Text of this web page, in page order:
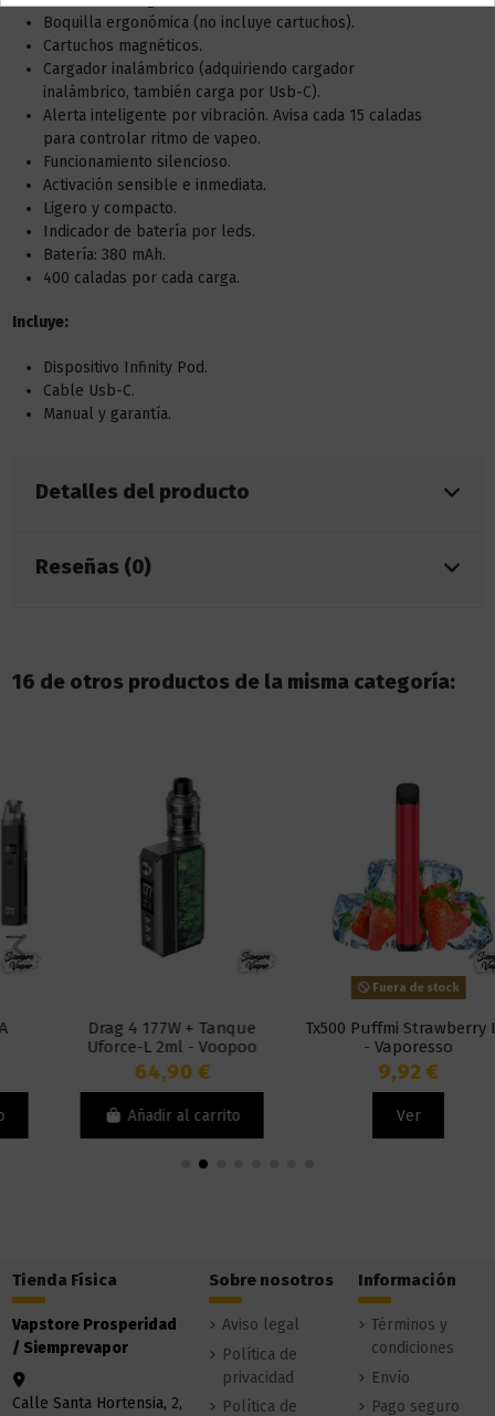
Boquilla ergonómica (no incluye cartuchos).
Cartuchos magnéticos.
Cargador inalámbrico (adquiriendo cargador
inalámbrico, también carga por Usb-C).
Alerta inteligente por vibración. Avisa cada 15 caladas
para controlar ritmo de vapeo.
Funcionamiento silencioso.
Activación sensible e inmediata.
Ligero y compacto.
Indicador de batería por leds.
Batería: 380 mAh.
400 caladas por cada carga.
Incluye:
Dispositivo Infinity Pod.
Cable Usb-C.
Manual y garantía.
Detalles del producto
Reseñas (0)
16 de otros productos de la misma categoría:
Drag 4 177W + Tanque
Uforce-L 2ml - Voopoo
64,90 €
Añadir al carrito
Fuera de stock
Tx500 Puffmi Strawberry Ice
- Vaporesso
9,92 €
Tienda Física
Vapstore Prosperidad
/ Siemprevapor
Calle Santa Hortensia, 2,
Sobre nosotros
Aviso legal
Política de
privacidad
Política de
Información
Términos y
condiciones
Envío
Pago seguro